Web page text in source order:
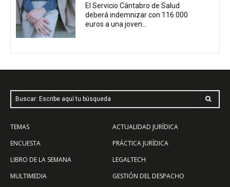
El Servicio Cántabro de Salud
deberá indemnizar con 116.000
euros a una joven...
Buscar: Escribe aquí tu búsqueda
TEMAS
ENCUESTA
LIBRO DE LA SEMANA
MULTIMEDIA
ACTUALIDAD JURÍDICA
PRÁCTICA JURÍDICA
LEGALTECH
GESTIÓN DEL DESPACHO